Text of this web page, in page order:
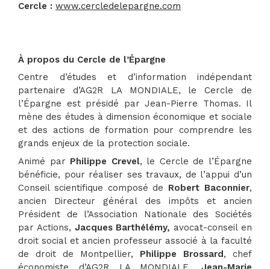
Cercle : www.cercledelepargne.com
À propos du Cercle de l’Épargne
Centre d’études et d’information indépendant
partenaire d’AG2R LA MONDIALE, le Cercle de
l’Épargne est présidé par Jean-Pierre Thomas. Il
mène des études à dimension économique et sociale
et des actions de formation pour comprendre les
grands enjeux de la protection sociale.
Animé par Philippe Crevel, le Cercle de l’Épargne
bénéficie, pour réaliser ses travaux, de l’appui d’un
Conseil scientifique composé de Robert Baconnier,
ancien Directeur général des impôts et ancien
Président de l’Association Nationale des Sociétés
par Actions, Jacques Barthélémy, avocat-conseil en
droit social et ancien professeur associé à la faculté
de droit de Montpellier, Philippe Brossard, chef